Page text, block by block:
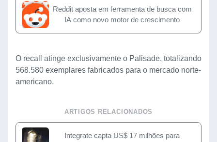
Reddit aposta em ferramenta de busca com
IA como novo motor de crescimento
O recall atinge exclusivamente o Palisade, totalizando
568.580 exemplares fabricados para o mercado norte-
americano.
ARTIGOS RELACIONADOS
Integrate capta US$ 17 milhões para